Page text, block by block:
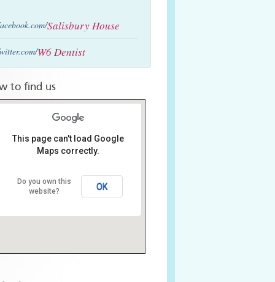
Salisbury House
W6 Dentist
to find us
This page can't load Google
Maps correctly.
Do you own this
website?
OK